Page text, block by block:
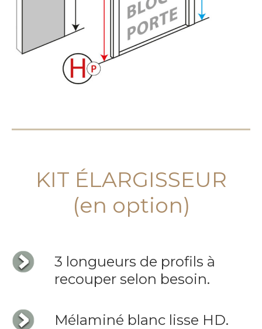
KIT ÉLARGISSEUR
(en option)
3 longueurs de profils à
recouper selon besoin.
Mélaminé blanc lisse HD.